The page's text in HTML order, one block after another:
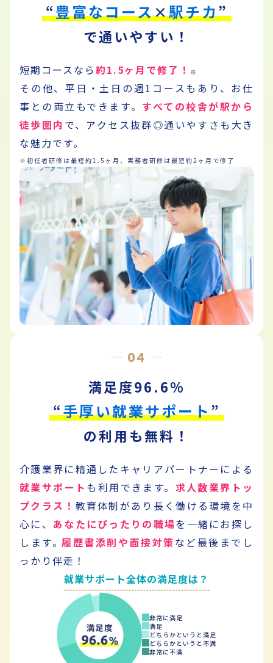
“豊富なコース×駅チカ”
で通いやすい！
短期コースなら約1.5ヶ月で修了！ ※
その他、平日・土日の週1コースもあり、 お仕
事との両立もできます。 すべての校舎が駅から
徒歩圏内 で、アクセス抜群◎通いやすさも大き
な魅力です。
※初任者研修は最短約1.5ヶ月、実務者研修は最短約2ヶ月で修了
04
満足度96.6%
“手厚い就業サポート”
の利用も無料！
介護業界に精通したキャリアパートナーによる
就業サポート も利用できます。 求人数業界トッ
プクラス！ 教育体制があり長く働ける環境を中
心に、 あなたにぴったりの職場を一緒にお探し
します。履歴書添削や面接対策など最後までし
っかり伴走！
就業サポート全体の満足度は？
非常に満足
満足
どちらかというと満足
どちらかというと不満
非常に不満